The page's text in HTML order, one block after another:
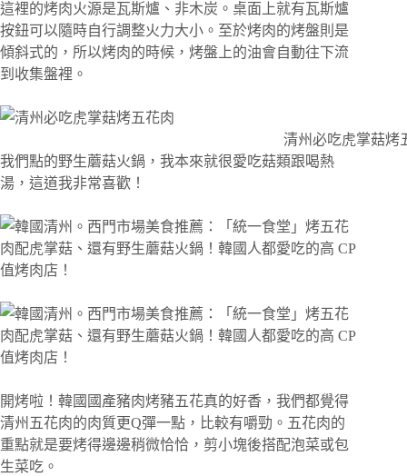
這裡的烤肉火源是瓦斯爐、非木炭。桌面上就有瓦斯爐
按鈕可以隨時自行調整火力大小。至於烤肉的烤盤則是
傾斜式的，所以烤肉的時候，烤盤上的油會自動往下流
到收集盤裡。
清州必吃虎掌菇烤
我們點的野生蘑菇火鍋，我本來就很愛吃菇類跟喝熱
湯，這道我非常喜歡！
開烤啦！韓國國產豬肉烤豬五花真的好香，我們都覺得
清州五花肉的肉質更Q彈一點，比較有嚼勁。五花肉的
重點就是要烤得邊邊稍微恰恰，剪小塊後搭配泡菜或包
生菜吃。